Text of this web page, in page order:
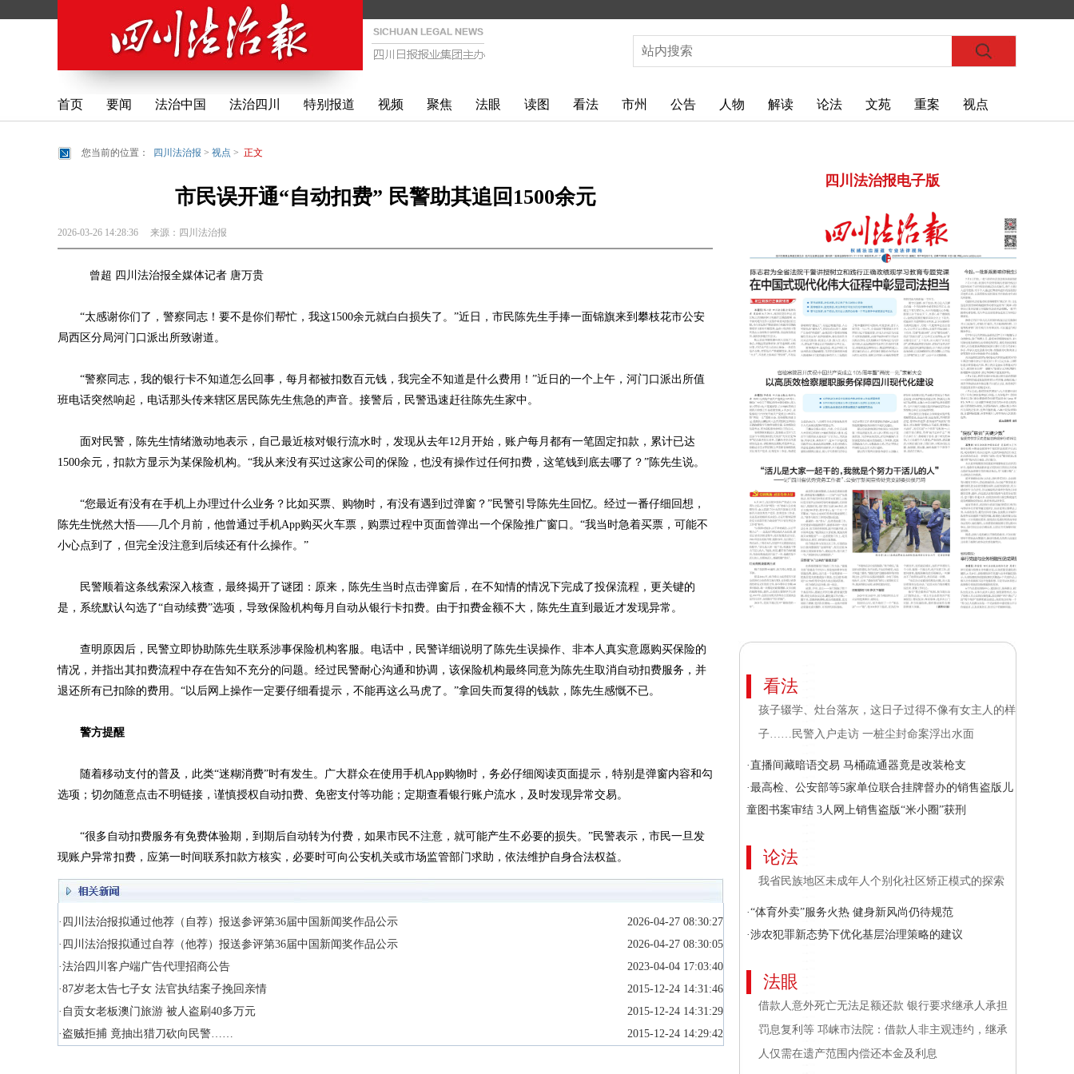
首页 要闻 法治中国 法治四川 特别报道 视频 聚焦 法眼 读图 看法 市州 公告 人物 解读 论法 文苑 重案 视点
您当前的位置： 四川法治报 > 视点 > 正文
市民误开通“自动扣费” 民警助其追回1500余元
2026-03-26 14:28:36 来源： 四川法治报
曾超 四川法治报全媒体记者 唐万贵
“太感谢你们了，警察同志！要不是你们帮忙，我这1500余元就白白损失了。”近日，市民陈先生手捧一面锦旗来到攀枝花市公安
局西区分局河门口派出所致谢道。
“警察同志，我的银行卡不知道怎么回事，每月都被扣数百元钱，我完全不知道是什么费用！”近日的一个上午，河门口派出所值
班电话突然响起，电话那头传来辖区居民陈先生焦急的声音。接警后，民警迅速赶往陈先生家中。
面对民警，陈先生情绪激动地表示，自己最近核对银行流水时，发现从去年12月开始，账户每月都有一笔固定扣款，累计已达
1500余元，扣款方显示为某保险机构。“我从来没有买过这家公司的保险，也没有操作过任何扣费，这笔钱到底去哪了？”陈先生说。
“您最近有没有在手机上办理过什么业务？比如买票、购物时，有没有遇到过弹窗？”民警引导陈先生回忆。经过一番仔细回想，
陈先生恍然大悟——几个月前，他曾通过手机App购买火车票，购票过程中页面曾弹出一个保险推广窗口。“我当时急着买票，可能不
小心点到了，但完全没注意到后续还有什么操作。”
民警顺着这条线索深入核查，最终揭开了谜团：原来，陈先生当时点击弹窗后，在不知情的情况下完成了投保流程，更关键的
是，系统默认勾选了“自动续费”选项，导致保险机构每月自动从银行卡扣费。由于扣费金额不大，陈先生直到最近才发现异常。
查明原因后，民警立即协助陈先生联系涉事保险机构客服。电话中，民警详细说明了陈先生误操作、非本人真实意愿购买保险的
情况，并指出其扣费流程中存在告知不充分的问题。经过民警耐心沟通和协调，该保险机构最终同意为陈先生取消自动扣费服务，并
退还所有已扣除的费用。“以后网上操作一定要仔细看提示，不能再这么马虎了。”拿回失而复得的钱款，陈先生感慨不已。
警方提醒
随着移动支付的普及，此类“迷糊消费”时有发生。广大群众在使用手机App购物时，务必仔细阅读页面提示，特别是弹窗内容和勾
选项；切勿随意点击不明链接，谨慎授权自动扣费、免密支付等功能；定期查看银行账户流水，及时发现异常交易。
“很多自动扣费服务有免费体验期，到期后自动转为付费，如果市民不注意，就可能产生不必要的损失。”民警表示，市民一旦发
现账户异常扣费，应第一时间联系扣款方核实，必要时可向公安机关或市场监管部门求助，依法维护自身合法权益。
·四川法治报拟通过他荐（自荐）报送参评第36届中国新闻奖作品公示
2026-04-27 08:30:27
·四川法治报拟通过自荐（他荐）报送参评第36届中国新闻奖作品公示
2026-04-27 08:30:05
·法治四川客户端广告代理招商公告
2023-04-04 17:03:40
·87岁老太告七子女 法官执结案子挽回亲情
2015-12-24 14:31:46
·自贡女老板澳门旅游 被人盗刷40多万元
2015-12-24 14:31:29
·盗贼拒捕 竟抽出猎刀砍向民警……
2015-12-24 14:29:42
四川法治报电子版
看法
孩子辍学、灶台落灰，这日子过得不像有女主人的样
子……民警入户走访 一桩尘封命案浮出水面
·直播间藏暗语交易 马桶疏通器竟是改装枪支
·最高检、公安部等5家单位联合挂牌督办的销售盗版儿
童图书案审结 3人网上销售盗版“米小圈”获刑
论法
我省民族地区未成年人个别化社区矫正模式的探索
·“体育外卖”服务火热 健身新风尚仍待规范
·涉农犯罪新态势下优化基层治理策略的建议
法眼
借款人意外死亡无法足额还款 银行要求继承人承担
罚息复利等 邛崃市法院：借款人非主观违约，继承
人仅需在遗产范围内偿还本金及利息